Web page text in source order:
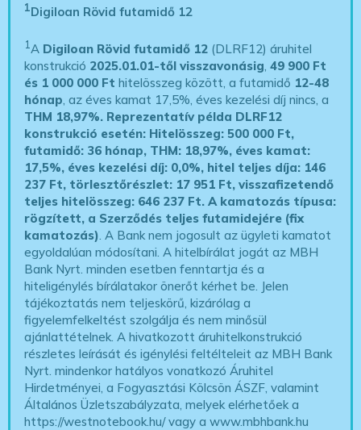
1Digiloan Rövid futamidő 12
1A Digiloan Rövid futamidő 12 (DLRF12) áruhitel
konstrukció 2025.01.01-től visszavonásig,49 900 Ft
és 1 000 000 Ft hitelösszeg között, a futamidő 12-48
hónap, az éves kamat 17,5%, éves kezelési díj nincs, a
THM 18,97%. Reprezentatív példa DLRF12
konstrukció esetén: Hitelösszeg: 500 000 Ft,
futamidő: 36 hónap, THM: 18,97%, éves kamat:
17,5%, éves kezelési díj: 0,0%, hitel teljes díja: 146
237 Ft, törlesztőrészlet: 17 951 Ft, visszafizetendő
teljes hitelösszeg: 646 237 Ft.A kamatozás típusa:
rögzített, a Szerződés teljes futamidejére (fix
kamatozás). A Bank nem jogosult az ügyleti kamatot
egyoldalúan módosítani. A hitelbírálat jogát az MBH
Bank Nyrt. minden esetben fenntartja és a
hiteligénylés bírálatakor önerőt kérhet be. Jelen
tájékoztatás nem teljeskörű, kizárólag a
figyelemfelkeltést szolgálja és nem minősül
ajánlattételnek. A hivatkozott áruhitelkonstrukció
részletes leírását és igénylési feltélteleit az MBH Bank
Nyrt. mindenkor hatályos vonatkozó Áruhitel
Hirdetményei, a Fogyasztási Kölcsön ÁSZF, valamint
Általános Üzletszabályzata, melyek elérhetőek a
https://westnotebook.hu/vagy a www.mbhbank.hu